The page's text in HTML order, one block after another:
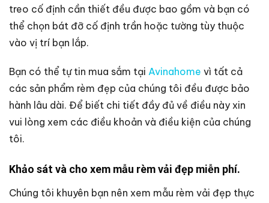
treo cố định cần thiết đều được bao gồm và bạn có
thể chọn bát đỡ cố định trần hoặc tường tùy thuộc
vào vị trí bạn lắp.
Bạn có thể tự tin mua sắm tại Avinahome vì tất cả
các sản phẩm rèm đẹp của chúng tôi đều được bảo
hành lâu dài. Để biết chi tiết đầy đủ về điều này xin
vui lòng xem các điều khoản và điều kiện của chúng
tôi.
Khảo sát và cho xem mẫu rèm vải đẹp miễn phí.
Chúng tôi khuyên bạn nên xem mẫu rèm vải đẹp thực